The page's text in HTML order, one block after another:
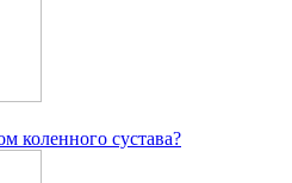
коленного сустава?